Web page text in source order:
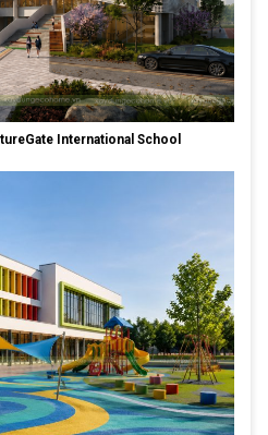
International School